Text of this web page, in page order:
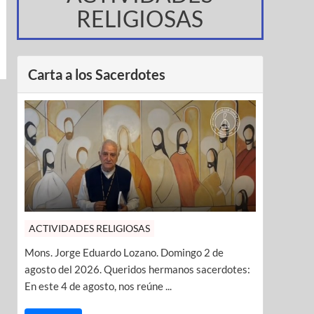
RELIGIOSAS
Carta a los Sacerdotes
ACTIVIDADES RELIGIOSAS
Mons. Jorge Eduardo Lozano. Domingo 2 de
agosto del 2026. Queridos hermanos sacerdotes:
En este 4 de agosto, nos reúne ...